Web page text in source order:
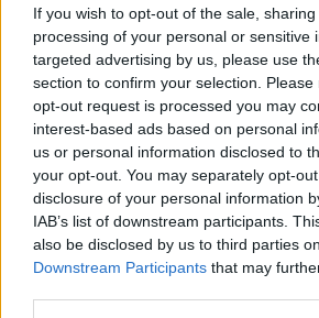
If you wish to opt-out of the sale,
processing of your personal or sensitive
targeted advertising by us, please use
section to confirm your selection.
opt-out request is processed you may
interest-based ads based on personal
us or personal information disclosed to
your opt-out. You may separately opt-
disclosure of your personal information
IAB’s list of downstream participants.
also be disclosed by us to third parties
Downstream Participants that may
Félni vagy tisztelni a